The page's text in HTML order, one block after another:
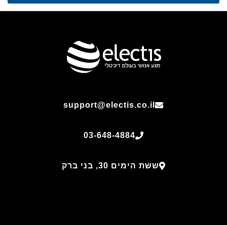
support@electis.co.il
03-648-4884
ששת הימים 30, בני ברק